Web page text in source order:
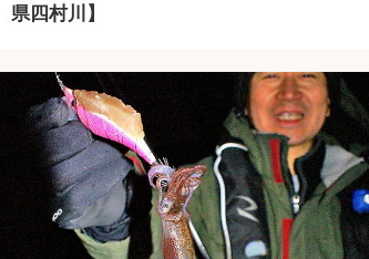
県四村川】